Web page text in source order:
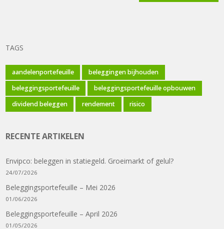
TAGS
aandelenportefeuille
beleggingen bijhouden
beleggingsportefeuille
beleggingsportefeuille opbouwen
dividend beleggen
rendement risico
RECENTE ARTIKELEN
Envipco: beleggen in statiegeld. Groeimarkt of gelul?
24/07/2026
Beleggingsportefeuille – Mei 2026
01/06/2026
Beleggingsportefeuille – April 2026
01/05/2026